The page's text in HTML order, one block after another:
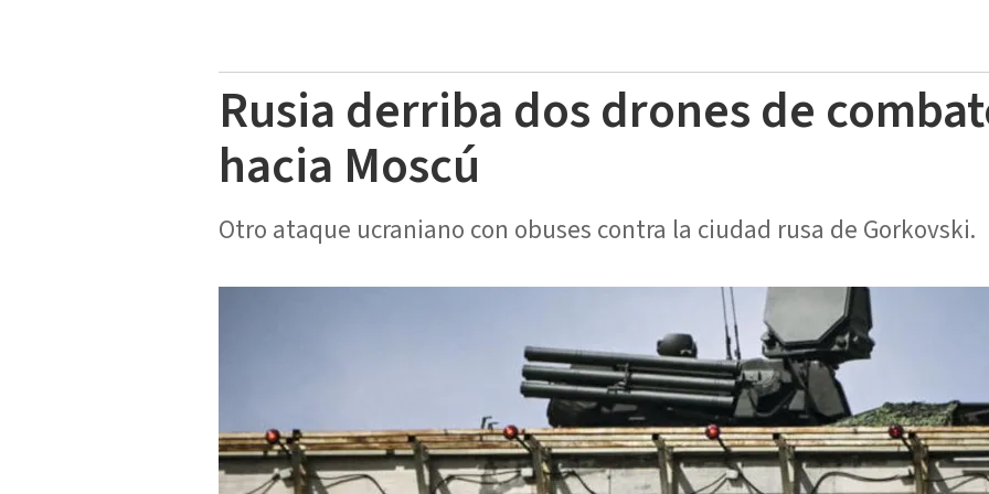
Rusia derriba dos drones de
hacia Moscú
Otro ataque ucraniano con obuses contra la ciudad rusa de Gorkovski.